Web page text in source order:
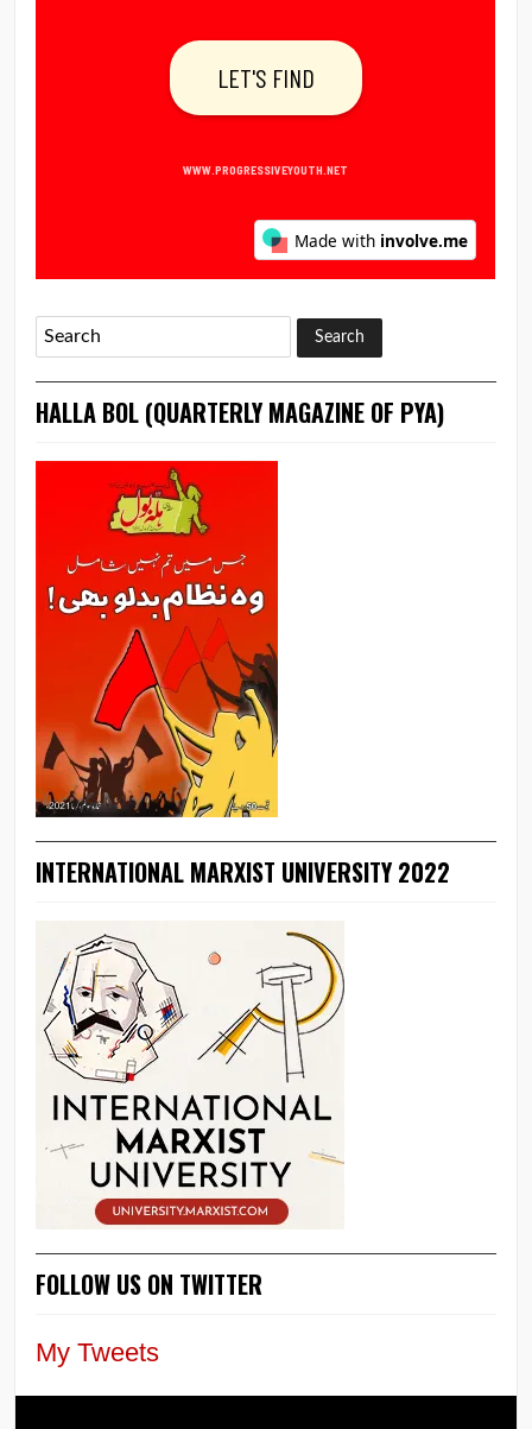
HALLA BOL (QUARTERLY MAGAZINE OF PYA)
INTERNATIONAL MARXIST UNIVERSITY 2022
FOLLOW US ON TWITTER
My Tweets